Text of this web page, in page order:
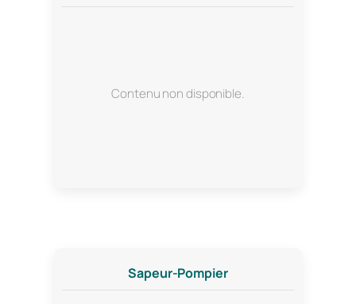
Contenu non disponible.
Sapeur-Pompier